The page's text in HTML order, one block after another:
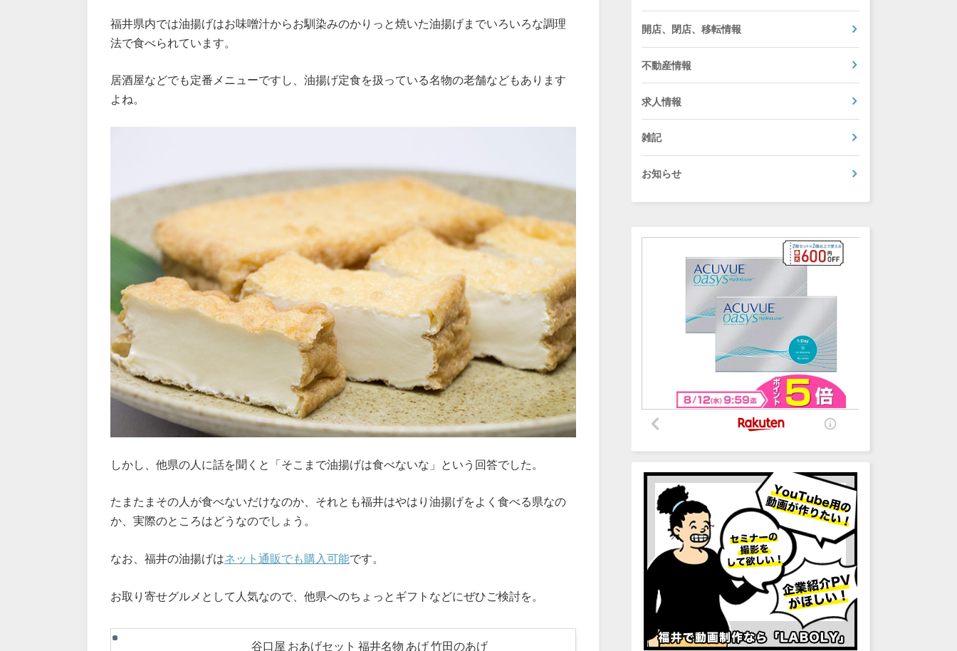
福井県内では油揚げはお味噌汁からお馴染みのかりっと焼いた油揚げまでいろいろな調理
法で食べられています。
居酒屋などでも定番メニューですし、油揚げ定食を扱っている名物の老舗などもあります
よね。
しかし、他県の人に話を聞くと「そこまで油揚げは食べないな」という回答でした。
たまたまその人が食べないだけなのか、それとも福井はやはり油揚げをよく食べる県なの
か、実際のところはどうなのでしょう。
なお、福井の油揚げはネット通販でも購入可能です。
お取り寄せグルメとして人気なので、他県へのちょっとギフトなどにぜひご検討を。
谷口屋 おあげセット 福井名物 あげ 竹田のあげ
開店、閉店、移転情報
不動産情報
求人情報
雑記
お知らせ